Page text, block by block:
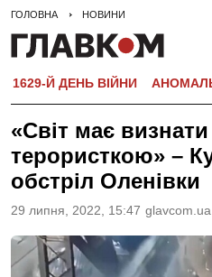
ГОЛОВНА НОВИНИ
1629-Й ДЕНЬ ВІЙНИ
«Світ має
терористкою» –
обстріл Оленівки
29 липня, 2022, 15:47 glavcom.ua